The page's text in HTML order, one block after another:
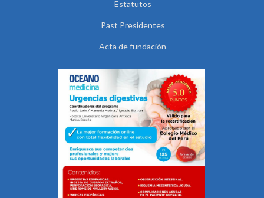
Estatutos
Past Presidentes
Acta de fundación